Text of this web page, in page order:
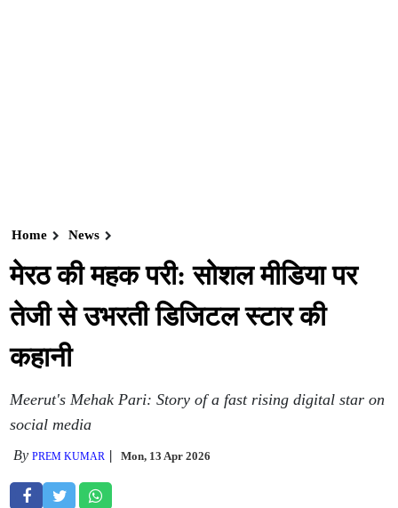
Home News
मेरठ की महक परी: सोशल मीडिया पर
तेजी से उभरती डिजिटल स्टार की
कहानी
Meerut's Mehak Pari: Story of a fast rising digital star on
social media
ByPREM KUMAR Mon, 13 Apr 2026